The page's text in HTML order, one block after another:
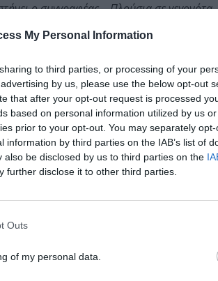
My Personal Information
to third parties, or processing of your
by us, please use the below opt-out
that after your opt-out request is processed
based on personal information utilized by us
prior to your opt-out. You may separately
by third parties on the IAB’s list of
be disclosed by us to third parties on the
further disclose it to other third parties.
Outs
of my personal data.
ο συγγραφέας… Πλούσια σε γεγονότα,
βαθμό αγριότητας μπορεί να φτάσει η